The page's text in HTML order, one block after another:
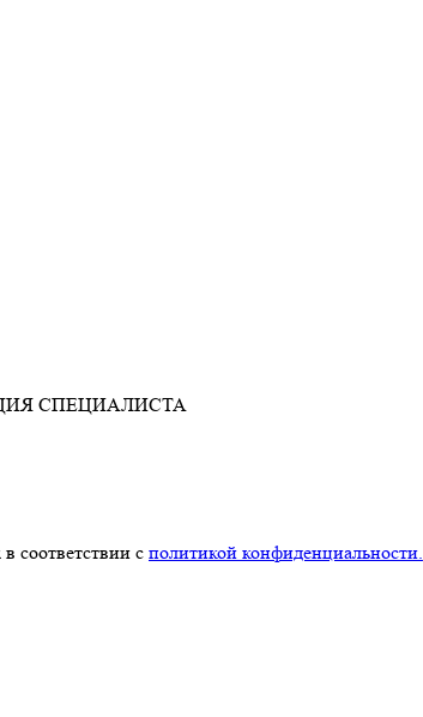
СПЕЦИАЛИСТА
соответствии с политикой конфиденциальности.